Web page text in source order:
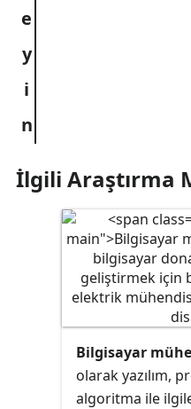
İlgili Araştırma
Bilgisayar
olarak yazılım,
algoritma ile